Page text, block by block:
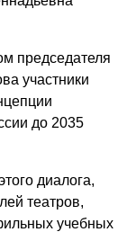
для инвалидов и
председателя
участники
до 2035
диалога,
театров,
учебных